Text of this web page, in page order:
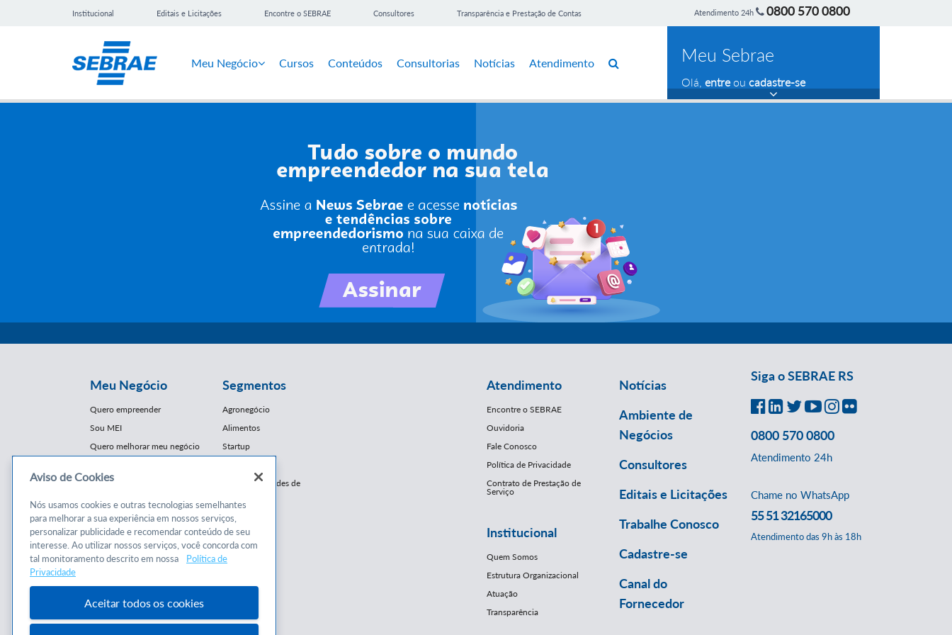
Institucional Editais e Licitações Encontre o SEBRAE Consultores Transparência e Prestação de Contas Atendimento 24h 0800 570 0800
Meu Negócio Cursos Conteúdos Consultorias Notícias Atendimento Meu Sebrae
Olá, entreou cadastre-se
Meu Negócio
Quero empreender
Sou MEI
Quero melhorar meu negócio
Cursos e
Conteúdos
Cursos
Consultorias
Programas
Segmentos
Agronegócio
Alimentos
Startup
Franquias / Redes de
Moda
Moveleiro
Saúde
Turismo
Mercopar
Atendimento
Encontre o SEBRAE
Ouvidoria
Fale Conosco
Política de Privacidade
Contrato de Prestação de
Serviço
Institucional
Quem Somos
Estrutura Organizacional
Atuação
Transparência
Notícias
Ambiente de
Negócios
Consultores
Editais e Licitações
Trabalhe Conosco
Cadastre-se
Canal do
Fornecedor
Siga o SEBRAE RS
0800 570 0800
Atendimento 24h
Chame no WhatsApp
55 51 32165000
Atendimento das 9h às 18h
Aviso de Cookies
Nós usamos cookies e outras tecnologias semelhantes
para melhorar a sua experiência em nossos serviços,
personalizar publicidade e recomendar conteúdo de seu
interesse. Ao utilizar nossos serviços, você concorda com
tal monitoramento descrito em nossa
Política de
Privacidade
Aceitar todos os cookies